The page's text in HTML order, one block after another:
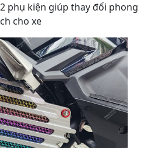
phụ kiện giúp thay đổi phong
cho xe